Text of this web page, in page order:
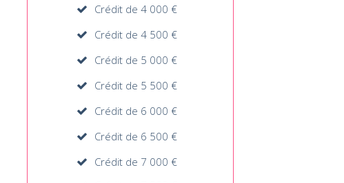
Crédit de 4 000 €
Crédit de 4 500 €
Crédit de 5 000 €
Crédit de 5 500 €
Crédit de 6 000 €
Crédit de 6 500 €
Crédit de 7 000 €